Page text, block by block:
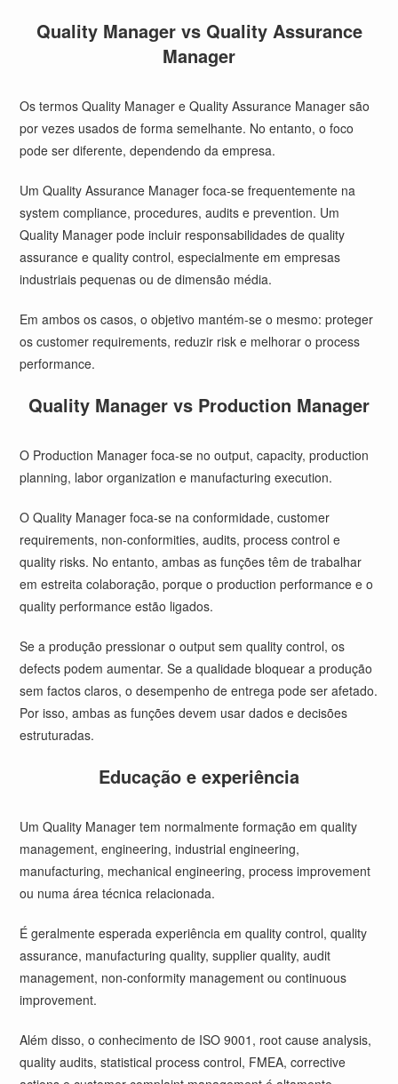
Quality Manager vs Quality Assurance
Manager
Os termos Quality Manager e Quality Assurance Manager são
por vezes usados de forma semelhante. No entanto, o foco
pode ser diferente, dependendo da empresa.
Um Quality Assurance Manager foca-se frequentemente na
system compliance, procedures, audits e prevention. Um
Quality Manager pode incluir responsabilidades de quality
assurance e quality control, especialmente em empresas
industriais pequenas ou de dimensão média.
Em ambos os casos, o objetivo mantém-se o mesmo: proteger
os customer requirements, reduzir risk e melhorar o process
performance.
Quality Manager vs Production Manager
O Production Manager foca-se no output, capacity, production
planning, labor organization e manufacturing execution.
O Quality Manager foca-se na conformidade, customer
requirements, non-conformities, audits, process control e
quality risks. No entanto, ambas as funções têm de trabalhar
em estreita colaboração, porque o production performance e o
quality performance estão ligados.
Se a produção pressionar o output sem quality control, os
defects podem aumentar. Se a qualidade bloquear a produção
sem factos claros, o desempenho de entrega pode ser afetado.
Por isso, ambas as funções devem usar dados e decisões
estruturadas.
Educação e experiência
Um Quality Manager tem normalmente formação em quality
management, engineering, industrial engineering,
manufacturing, mechanical engineering, process improvement
ou numa área técnica relacionada.
É geralmente esperada experiência em quality control, quality
assurance, manufacturing quality, supplier quality, audit
management, non-conformity management ou continuous
improvement.
Além disso, o conhecimento de ISO 9001, root cause analysis,
quality audits, statistical process control, FMEA, corrective